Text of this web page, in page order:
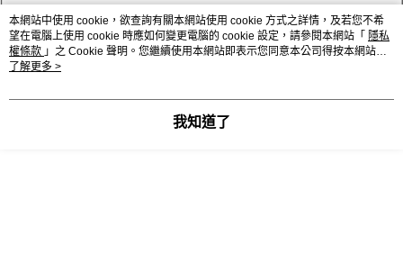
１．透過由恩沛科技股份有限公司提供之「AFTEE先享後付」服務完成之交
易，需依本服務之必要範圍內提供個人資料，並將交易相關給付款項請求債
權轉讓予恩沛科技股份有限公司。
２．關於個人資料處理事宜，請瀏覽以下網址：
https://aftee.tw/terms/#terms3
每筆NT$60，滿NT$1,800(含以上)免運費
付款後7-11取貨
每筆NT$60，滿NT$1,600(含以上)免運費
宅配
每筆NT$100，滿NT$2,500(含以上)免運費
顯示電腦版詳細說明
本網站中使用 cookie，欲查詢有關本網站使用 cookie 方式之詳情，及若您不希
望在電腦上使用 cookie 時應如何變更電腦的 cookie 設定，請參閱本網站「 隱私
權條款 」之 Cookie 聲明。您繼續使用本網站即表示您同意本公司得按本網站使
用條款之 Cookie 聲明使用 cookie。
了解更多 >
我知道了